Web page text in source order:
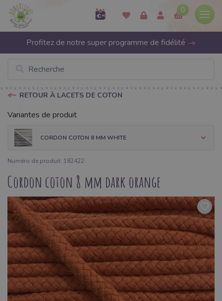
0
Profitez de notre super programme de fidélité
RETOUR À LACETS DE COTON
Variantes de produit
CORDON COTON 8 MM WHITE
Numéro de produit: 182422
Cordon coton 8 mm dark orange